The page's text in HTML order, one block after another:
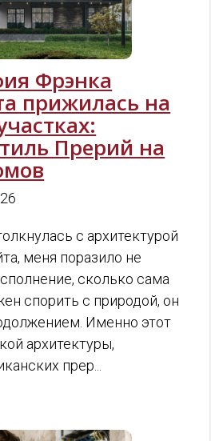
Фрэнка
прижилась на
Прерий на
с архитектурой
меня поразило не
сколько сама
спорить с природой, он
Именно этот
архитектуры,
прер...